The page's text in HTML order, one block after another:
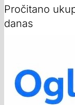
Pročitano
danas